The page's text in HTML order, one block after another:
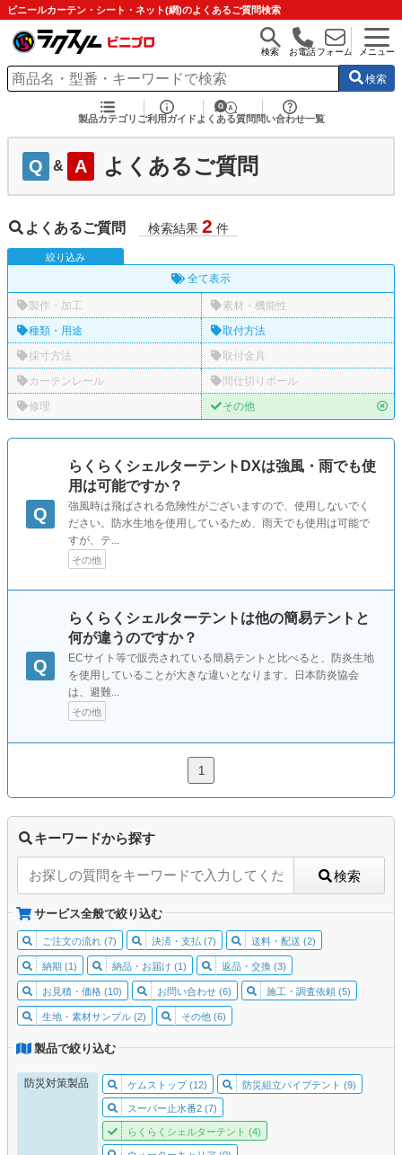
ビニールカーテン・シート・ネット(網)のよくあるご質問検索
検索 お電話フォーム メニュー
検索
製品カテゴリ ご利用ガイド よくある質問 問い合わせ一覧
Q & A よくあるご質問
よくあるご質問 検索結果 2 件
絞り込み
全て表示
製作・加工
素材・機能性
種類・用途
取付方法
採寸方法
取付金具
カーテンレール
間仕切りポール
修理
その他
Q
らくらくシェルターテントDXは強風・雨でも使
用は可能ですか？
強風時は飛ばされる危険性がございますので、使用しないでく
ださい。防水生地を使用しているため、雨天でも使用は可能で
すが、テ...
その他
Q
らくらくシェルターテントは他の簡易テントと
何が違うのですか？
ECサイト等で販売されている簡易テントと比べると、防炎生地
を使用していることが大きな違いとなります。日本防炎協会
は、避難...
その他
1
キーワードから探す
検索
サービス全般で絞り込む
ご注文の流れ (7) 決済・支払 (7) 送料・配送 (2)
納期 (1) 納品・お届け (1) 返品・交換 (3)
お見積・価格 (10) お問い合わせ (6) 施工・調査依頼 (5)
生地・素材サンプル (2) その他 (6)
製品で絞り込む
防災対策製品 ケムストップ (12) 防災組立パイプテント (9)
スーパー止水番2 (7)
らくらくシェルターテント (4)